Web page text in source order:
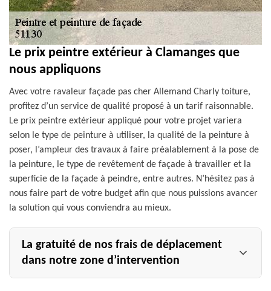
Le prix peintre extérieur à Clamanges que
nous appliquons
Avec votre ravaleur façade pas cher Allemand Charly toiture,
profitez d’un service de qualité proposé à un tarif raisonnable.
Le prix peintre extérieur appliqué pour votre projet variera
selon le type de peinture à utiliser, la qualité de la peinture à
poser, l’ampleur des travaux à faire préalablement à la pose de
la peinture, le type de revêtement de façade à travailler et la
superficie de la façade à peindre, entre autres. N’hésitez pas à
nous faire part de votre budget afin que nous puissions avancer
la solution qui vous conviendra au mieux.
La gratuité de nos frais de déplacement
dans notre zone d’intervention